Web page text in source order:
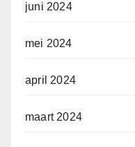
juni 2024
mei 2024
april 2024
maart 2024